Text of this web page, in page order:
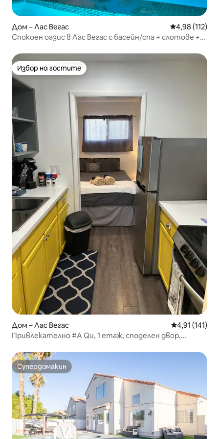
Дом – Лас Вегас Средна
4,98 (112)
Спокоен оазис в Лас Вегас с басейн/спа + слотове +
Избор на гостите
Избор на гостите
Дом – Лас Вегас Средна
4,91 (141)
Привлекателно #A Qu, 1 етаж, споделен двор,
Супердомакин
Супердомакин